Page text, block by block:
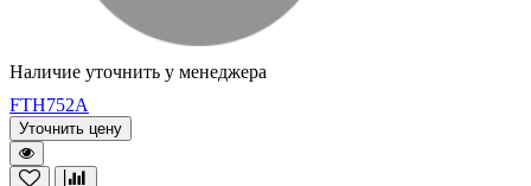
Наличие уточнить у менеджера
FTH752A
Уточнить цену